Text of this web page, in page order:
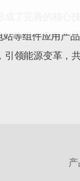
成了完善的核心
站等组件应用产